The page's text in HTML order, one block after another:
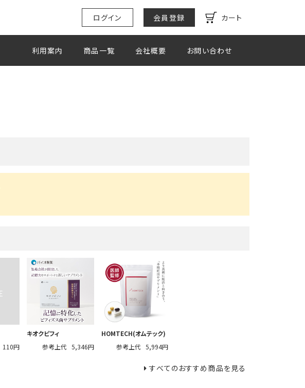
ログイン 会員登録 カート
利用案内 商品一覧 会社概要 お問い合わせ
110円
キオクビフィ
参考上代 5,346円
HOMTECH(オムテック)
参考上代 5,994円
すべてのおすすめ商品を見る